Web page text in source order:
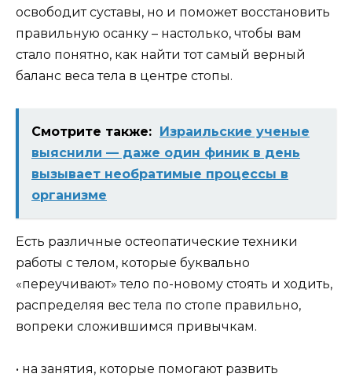
освободит суставы, но и поможет восстановить
правильную осанку – настолько, чтобы вам
стало понятно, как найти тот самый верный
баланс веса тела в центре стопы.
Смотрите также: Израильские ученые
выяснили — даже один финик в день
вызывает необратимые процессы в
организме
Есть различные остеопатические техники
работы с телом, которые буквально
«переучивают» тело по-новому стоять и ходить,
распределяя вес тела по стопе правильно,
вопреки сложившимся привычкам.
• на занятия, которые помогают развить